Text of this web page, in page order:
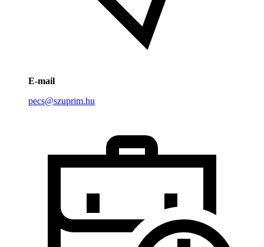
E-mail
pecs@szuprim.hu